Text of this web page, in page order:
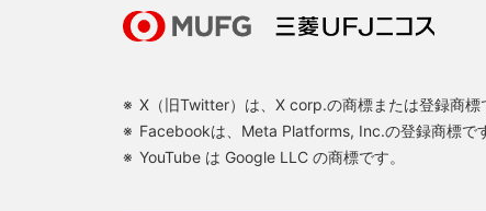
X（旧Twitter）は、X corp.の商標または登録商標
Facebookは、Meta Platforms, Inc.の登録商標で
YouTube は Google LLC の商標です。